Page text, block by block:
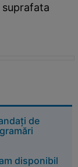
de
disponibil